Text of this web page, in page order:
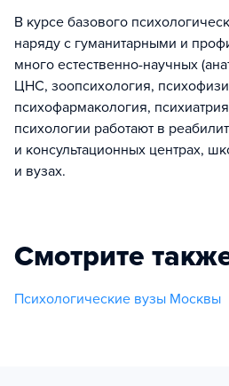
В курсе базового
наряду с гуманитарными и
много естественно-научных
ЦНС, зоопсихология,
психофармакология,
психологии работают в
и консультационных центрах,
и вузах.
Смотрите
Психологические вузы Москвы